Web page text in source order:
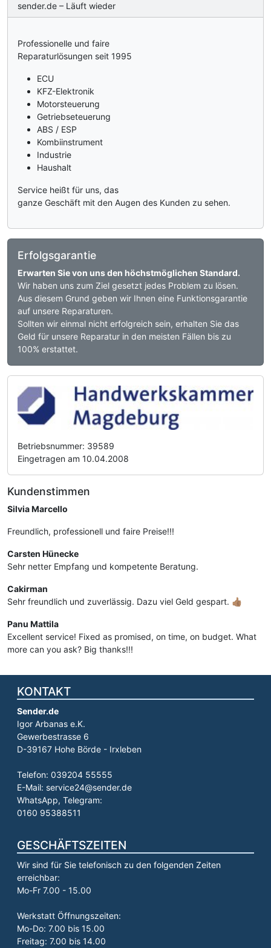
sender.de – Läuft wieder
Professionelle und faire
Reparaturlösungen seit 1995
ECU
KFZ-Elektronik
Motorsteuerung
Getriebseteuerung
ABS / ESP
Kombiinstrument
Industrie
Haushalt
Service heißt für uns, das
ganze Geschäft mit den Augen des Kunden zu sehen.
Erfolgsgarantie
Erwarten Sie von uns den höchstmöglichen Standard.
Wir haben uns zum Ziel gesetzt jedes Problem zu lösen.
Aus diesem Grund geben wir Ihnen eine Funktionsgarantie
auf unsere Reparaturen.
Sollten wir einmal nicht erfolgreich sein, erhalten Sie das
Geld für unsere Reparatur in den meisten Fällen bis zu
100% erstattet.
Betriebsnummer: 39589
Eingetragen am 10.04.2008
Kundenstimmen
Silvia Marcello
Freundlich, professionell und faire Preise!!!
Carsten Hünecke
Sehr netter Empfang und kompetente Beratung.
Cakirman
Sehr freundlich und zuverlässig. Dazu viel Geld gespart. 👍🏽
Panu Mattila
Excellent service! Fixed as promised, on time, on budget. What
more can you ask? Big thanks!!!
KONTAKT
Sender.de
Igor Arbanas e.K.
Gewerbestrasse 6
D-39167 Hohe Börde - Irxleben
Telefon: 039204 55555
E-Mail: service24@sender.de
WhatsApp, Telegram:
0160 95388511
GESCHÄFTSZEITEN
Wir sind für Sie telefonisch zu den folgenden Zeiten
erreichbar:
Mo-Fr 7.00 - 15.00
Werkstatt Öffnungszeiten:
Mo-Do: 7.00 bis 15.00
Freitag: 7.00 bis 14.00